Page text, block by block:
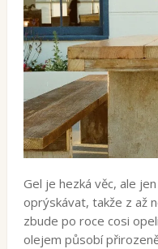
Gel je hezká věc, ale
oprýskávat, takže z až
zbude po roce cosi
olejem působí